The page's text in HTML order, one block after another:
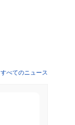
すべてのニュース